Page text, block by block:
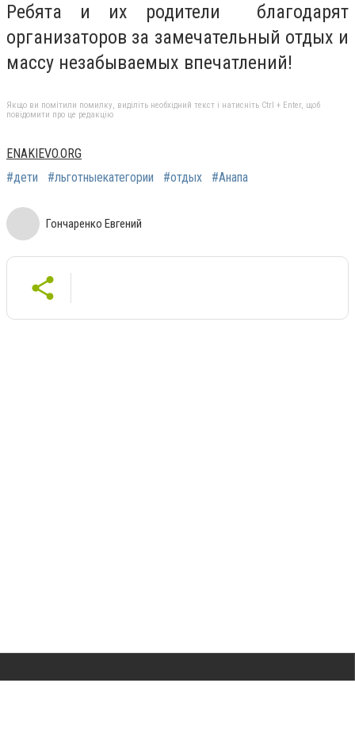
Ребята и их родители благодарят
организаторов за замечательный отдых и
массу незабываемых впечатлений!
Якщо ви помітили помилку, виділіть необхідний текст і натисніть Ctrl + Enter, щоб
повідомити про це редакцію
ENAKIEVO.ORG
#дети
#льготныекатегории #отдых #Анапа
Гончаренко Евгений